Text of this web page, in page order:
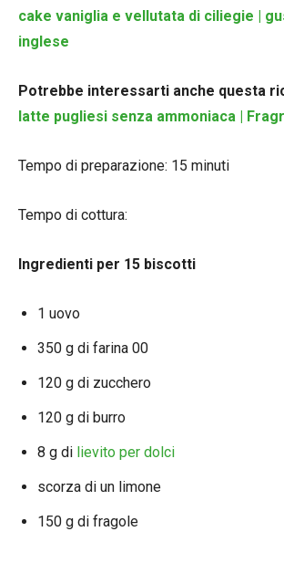
cake vaniglia e vellutata di ciliegie |
inglese
Potrebbe interessarti anche questa
latte pugliesi senza ammoniaca |
Tempo di preparazione: 15 minuti
Tempo di cottura:
Ingredienti per 15 biscotti
1 uovo
350 g di farina 00
120 g di zucchero
120 g di burro
8 g di lievito per dolci
scorza di un limone
150 g di fragole